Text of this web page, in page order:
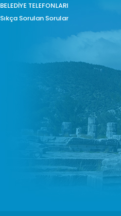
BELEDİYE TELEFONLARI
Sıkça Sorulan Sorular